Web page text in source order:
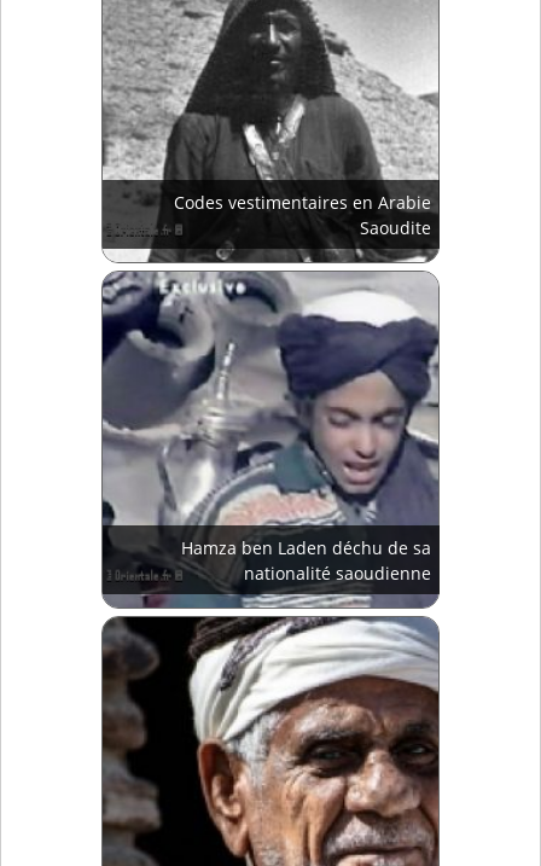
Codes vestimentaires en Arabie
Saoudite
Hamza ben Laden déchu de sa
nationalité saoudienne